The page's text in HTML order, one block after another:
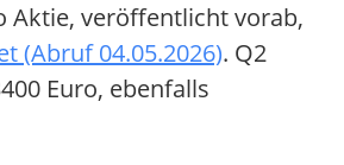
Aktie, veröffentlicht vorab,
(Abruf 04.05.2026). Q2
Euro, ebenfalls